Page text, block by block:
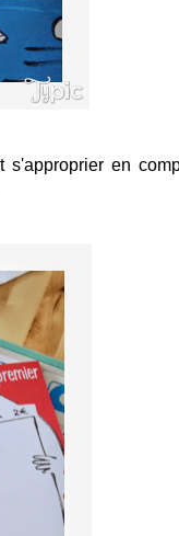
s'approprier en